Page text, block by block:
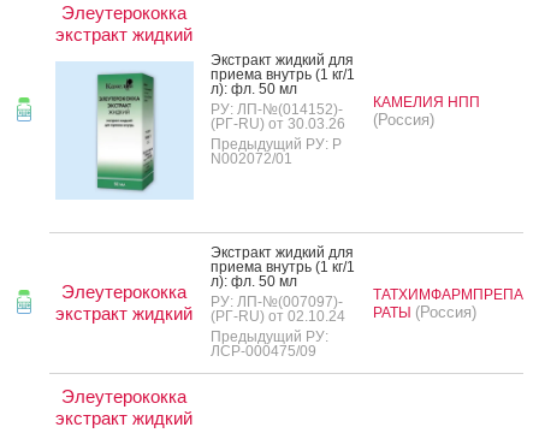
Элеутерококка
экстракт жидкий
Экс­тракт жид­кий для
при­ема внутрь (1 кг/1
л): фл. 50 мл
РУ: ЛП-№(014152)-
(РГ-RU) от 30.03.26
Предыдущий РУ: Р
N002072/01
КАМЕЛИЯ НПП
(Россия)
Элеутерококка
экстракт жидкий
Экс­тракт жид­кий для
при­ема внутрь (1 кг/1
л): фл. 50 мл
РУ: ЛП-№(007097)-
(РГ-RU) от 02.10.24
Предыдущий РУ:
ЛСР-000475/09
ТАТХИМФАРМПРЕПА
РАТЫ (Россия)
Элеутерококка
экстракт жидкий